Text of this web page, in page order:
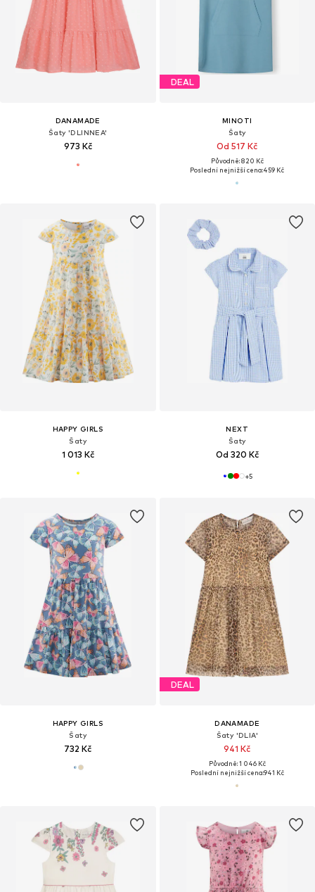
DANAMADE
Šaty 'DLINNEA'
973 Kč
DEAL
MINOTI
Šaty
Od 517 Kč
Původně: 820 Kč
Poslední nejnižší cena:459 Kč
HAPPY GIRLS
Šaty
1 013 Kč
NEXT
Šaty
Od 320 Kč
+5
HAPPY GIRLS
Šaty
732 Kč
DEAL
DANAMADE
Šaty 'DLIA'
941 Kč
Původně: 1 046 Kč
Poslední nejnižší cena:941 Kč